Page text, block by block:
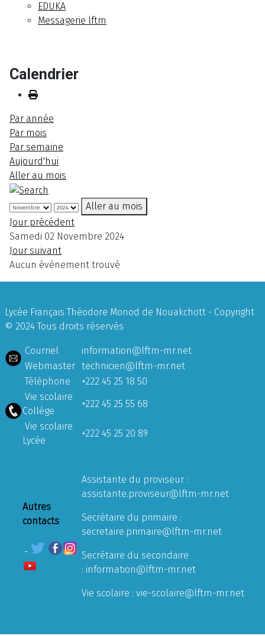
EDUKA
Messagerie lftm
Calendrier
Par année
Par mois
Par semaine
Aujourd'hui
Aller au mois
Aller au mois
Jour précédent
Samedi 02 Novembre 2024
Jour suivant
Aucun évènement trouvé
Lycée Français Théodore Monod de Nouakchott - Copyright
© 2024 Tous droits réservés
Courriel
information@lftm-mr.net
Webmaster technicien@lftm-mr.net
Téléphone
+222 45 25 18 50
Vie scolaire
Collège
+222 45 25 55 68
Vie scolaire
Lycée
+222 45 25 20 89
Autres
contacts
Assistante du proviseur :
assistante.proviseur@lftm-mr.net
Secrétaire du primaire :
secretaire.primaire@lftm-mr.net
Secrétaire du secondaire
: information@lftm-mr.net
Vie scolaire : vie-scolaire@lftm-mr.net